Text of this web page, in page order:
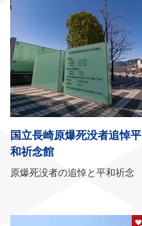
国立長崎原爆死没者追悼平
和祈念館
原爆死没者の追悼と平和祈念